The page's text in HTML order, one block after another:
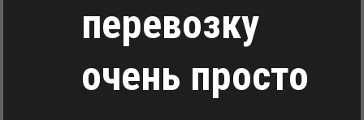
перевозку
очень просто